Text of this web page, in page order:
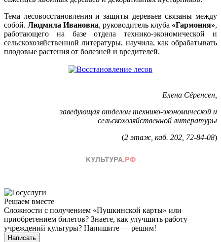
Тема лесовосстановления и защиты деревьев связаны между
собой. Людмила Ивановна, руководитель клуба «Гармония»,
работающего на базе отдела технико-экономической и
сельскохозяйственной литературы, научила, как обрабатывать
плодовые растения от болезней и вредителей.
Елена Сёренсен,
заведующая отделом технико-экономической и
сельскохозяйственной литературы
(2 этаж, каб. 202, 72-84-08)
Решаем вместе
Сложности с получением «Пушкинской карты» или
приобретением билетов? Знаете, как улучшить работу
учреждений культуры? Напишите — решим!
Написать